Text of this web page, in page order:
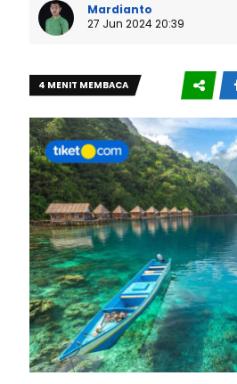
Mardianto
27 Jun 2024 20:39
4 MENIT MEMBACA